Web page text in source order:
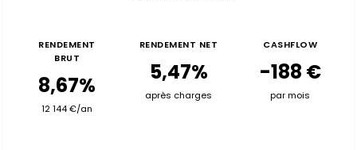
RENDEMENT
BRUT
8,67%
12 144 €/an
RENDEMENT NET
5,47%
après charges
CASHFLOW
-188 €
par mois